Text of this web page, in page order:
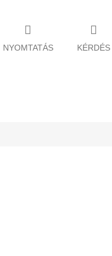
NYOMTATÁS KÉRDÉS